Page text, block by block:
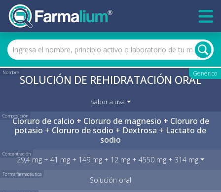
Nombre Genérico
SOLUCIÓN DE REHIDRATACIÓN ORAL
Sabor a uva
Composición
Cloruro de calcio + Cloruro de magnesio + Cloruro de
potasio + Cloruro de sodio + Dextrosa + Lactato de
sodio
Concentración
29,4 mg + 41 mg + 149 mg + 12 mg + 4550 mg + 314 mg
Forma farmacéutica
Solución oral